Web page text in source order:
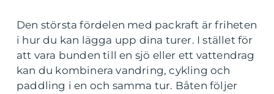
Den största fördelen med packraft är friheten
i hur du kan lägga upp dina turer. I stället för
att vara bunden till en sjö eller ett vattendrag
kan du kombinera vandring, cykling och
paddling i en och samma tur. Båten följer